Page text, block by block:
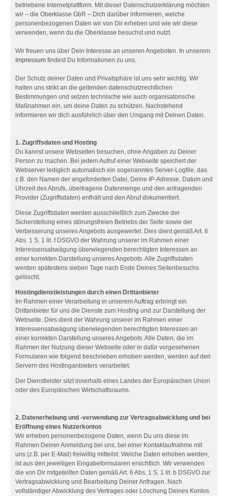
betriebene Internetplattform. Mit dieser Datenschutzerklärung möchten
wir – die Oberklasse GbR – Dich darüber informieren, welche
personenbezogenen Daten wir von Dir erheben und wie wir diese
verwenden, wenn du die Oberklasse besuchst und nutzt.
Wir freuen uns über Dein Interesse an unseren Angeboten. In unserem
Impressum findest Du Informationen zu uns.
Der Schutz deiner Daten und Privatsphäre ist uns sehr wichtig. Wir
halten uns strikt an die geltenden datenschutzrechtlichen
Bestimmungen und setzen technische wie auch organisatorische
Maßnahmen ein, um deine Daten zu schützen. Nachstehend
informieren wir dich ausführlich über den Umgang mit Deinen Daten.
1. Zugriffsdaten und Hosting
Du kannst unsere Webseiten besuchen, ohne Angaben zu Deiner
Person zu machen. Bei jedem Aufruf einer Webseite speichert der
Webserver lediglich automatisch ein sogenanntes Server-Logfile, das
z.B. den Namen der angeforderten Datei, Deine IP-Adresse, Datum und
Uhrzeit des Abrufs, übertragene Datenmenge und den anfragenden
Provider (Zugriffsdaten) enthält und den Abruf dokumentiert.
Diese Zugriffsdaten werden ausschließlich zum Zwecke der
Sicherstellung eines störungsfreien Betriebs der Seite sowie der
Verbesserung unseres Angebots ausgewertet. Dies dient gemäß Art. 6
Abs. 1 S. 1 lit. f DSGVO der Wahrung unserer im Rahmen einer
Interessensabwägung überwiegenden berechtigten Interessen an
einer korrekten Darstellung unseres Angebots. Alle Zugriffsdaten
werden spätestens sieben Tage nach Ende Deines Seitenbesuchs
gelöscht.
Hostingdienstleistungen durch einen Drittanbieter
Im Rahmen einer Verarbeitung in unserem Auftrag erbringt ein
Drittanbieter für uns die Dienste zum Hosting und zur Darstellung der
Webseite. Dies dient der Wahrung unserer im Rahmen einer
Interessensabwägung überwiegenden berechtigten Interessen an
einer korrekten Darstellung unseres Angebots. Alle Daten, die im
Rahmen der Nutzung dieser Webseite oder in dafür vorgesehenen
Formularen wie folgend beschrieben erhoben werden, werden auf den
Servern des Hostinganbieters verarbeitet.
Der Dienstleister sitzt innerhalb eines Landes der Europäischen Union
oder des Europäischen Wirtschaftsraums.
2. Datenerhebung und -verwendung zur Vertragsabwicklung und bei
Eröffnung eines Nutzerkontos
Wir erheben personenbezogene Daten, wenn Du uns diese im
Rahmen Deiner Anmeldung bei uns, bei einer Kontaktaufnahme mit
uns (z.B. per E-Mail) freiwillig mitteilst. Welche Daten erhoben werden,
ist aus den jeweiligen Eingabeformularen ersichtlich. Wir verwenden
die von Dir mitgeteilten Daten gemäß Art. 6 Abs. 1 S. 1 lit. b DSGVO zur
Vertragsabwicklung und Bearbeitung Deiner Anfragen. Nach
vollständiger Abwicklung des Vertrages oder Löschung Deines Kontos